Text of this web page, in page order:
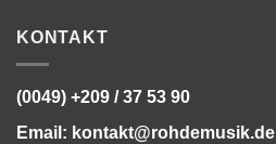
KONTAKT
(0049) +209 / 37 53 90
Email: kontakt@rohdemusik.de